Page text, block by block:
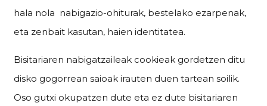
hala nola nabigazio-ohiturak, bestelako ezarpenak,
eta zenbait kasutan, haien identitatea.
Bisitariaren nabigatzaileak cookieak gordetzen ditu
disko gogorrean saioak irauten duen tartean soilik.
Oso gutxi okupatzen dute eta ez dute bisitariaren